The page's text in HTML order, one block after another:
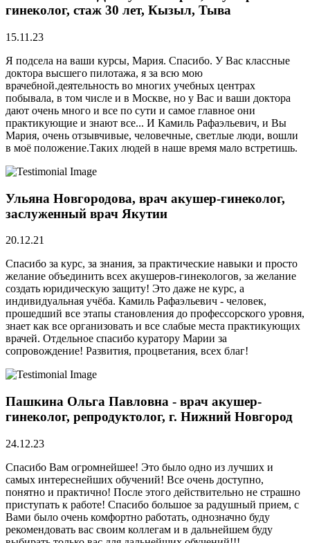
гинеколог, стаж 30 лет, Кызыл, Тыва
15.11.23
Я подсела на ваши курсы, Мария. Спасибо. У Вас классные
доктора высшего пилотажа, я за всю мою
врачебной.деятельность во многих учебных центрах
побывала, в том числе и в Москве, но у Вас и ваши доктора
дают очень много и все по сути и самое главное они
практикующие и знают все... И Камиль Рафаэльевич, и Вы
Мария, очень отзывчивые, человечные, светлые люди, вошли
в моё положение.Таких людей в наше время мало встретишь.
Ульяна Новгородова, врач акушер-гинеколог,
заслуженный врач Якутии
20.12.21
Спасибо за курс, за знания, за практические навыки и просто
желание объединить всех акушеров-гинекологов, за желание
создать юридическую защиту! Это даже не курс, а
индивидуальная учёба. Камиль Рафаэльевич - человек,
прошедший все этапы становления до профессорского уровня,
знает как все организовать и все слабые места практикующих
врачей. Отдельное спасибо куратору Марии за
сопровождение! Развития, процветания, всех благ!
Пашкина Ольга Павловна - врач акушер-
гинеколог, репродуктолог, г. Нижний Новгород
24.12.23
Спасибо Вам огромнейшее! Это было одно из лучших и
самых интереснейших обучений! Все очень доступно,
понятно и практично! После этого действительно не страшно
приступать к работе! Спасибо большое за радушный прием, с
Вами было очень комфортно работать, однозначно буду
рекомендовать вас своим коллегам и в дальнейшем буду